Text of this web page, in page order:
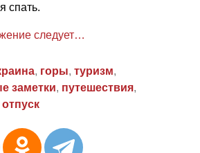
спать.
следует…
, горы, туризм,
заметки, путешествия,
отпуск